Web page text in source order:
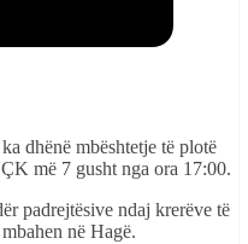
dhënë mbështetje të plotë
më 7 gusht nga ora 17:00.
padrejtësive ndaj krerëve të
në Hagë.